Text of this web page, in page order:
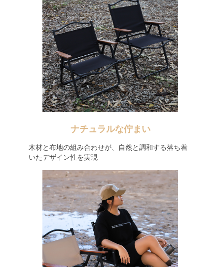
ナチュラルな佇まい
木材と布地の組み合わせが、自然と調和する落ち着
いたデザイン性を実現